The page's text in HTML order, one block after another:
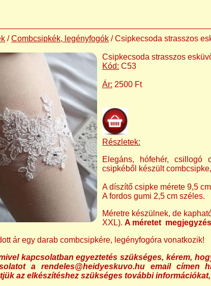
/Combcsipkék, legényfogók / Csipkecsoda strasszos
Csipkecsoda strasszos
Kód: C53
Ár: 2500 Ft
Részletek:
Elegáns, hófehér, csillogó
csipkéből készült
A díszítő csipke mérete 9,5
A fordos gumi 2,5 cm széles.
Méretre készülnek, de
XXL). A méretet
ár egy darab combcsipkére, legényfogóra vonatkozik!
kapcsolatban egyeztetés szükséges, kérem,
a rendeles@heidyeskuvo.hu email címen
az elkészítéshez szükséges további